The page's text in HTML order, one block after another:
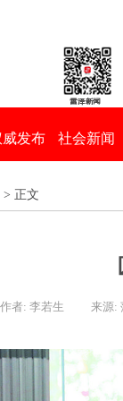
威发布 社会新闻
> 正文
作者: 李若生 来源: